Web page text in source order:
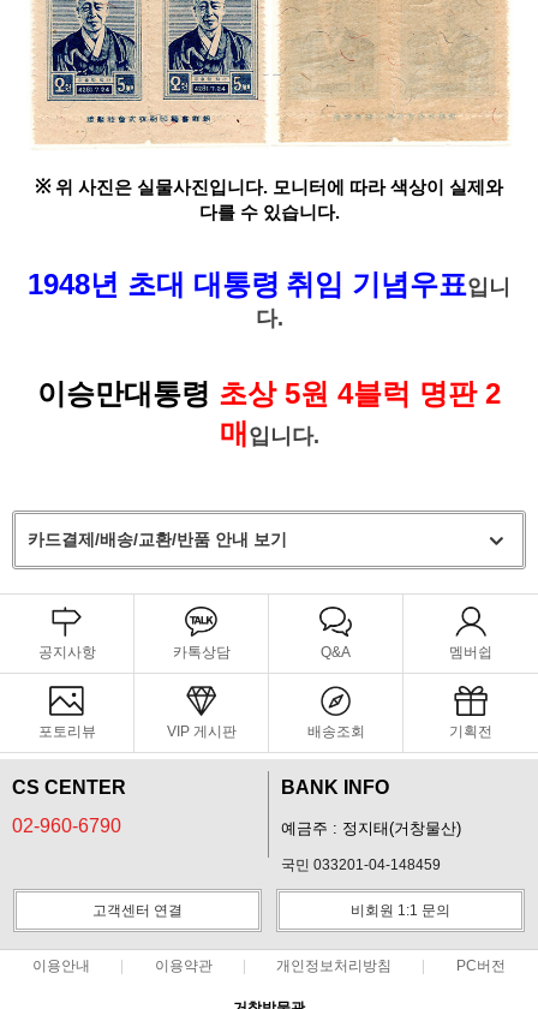
※ 위 사진은 실물사진입니다. 모니터에 따라 색상이 실제와
다를 수 있습니다.
1948년 초대 대통령 취임 기념우표입니
다.
이승만대통령 초상 5원 4블럭 명판 2
매 입니다.
카드결제/배송/교환/반품 안내 보기
공지사항 카톡상담 Q&A 멤버쉽
포토리뷰 VIP 게시판 배송조회 기획전
CS CENTER
02-960-6790
BANK INFO
예금주 : 정지태(거창물산)
국민 033201-04-148459
고객센터 연결 비회원 1:1 문의
이용안내 이용약관 개인정보처리방침 PC버전